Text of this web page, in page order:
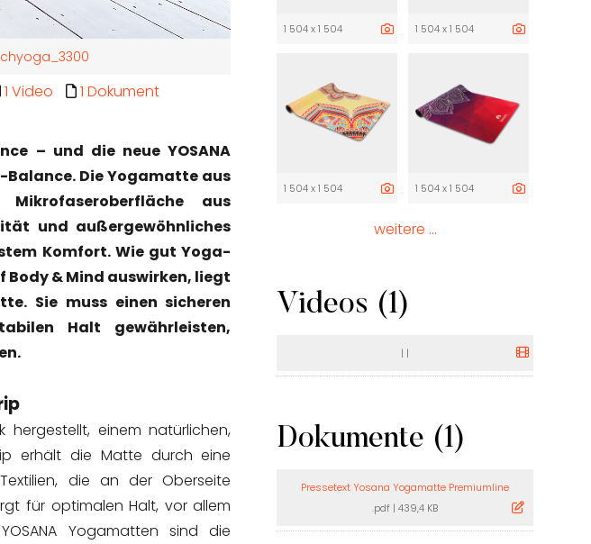
1 Video 1 Dokument
– und die neue YOSANA
Die Yogamatte aus
aus
und außergewöhnliches
Komfort. Wie gut Yoga-
& Mind auswirken, liegt
Sie muss einen sicheren
Halt gewährleisten,
hergestellt, einem natürlichen,
erhält die Matte durch eine
die an der Oberseite
für optimalen Halt, vor allem
Yogamatten sind die
1 504 x 1 504 1 504 x 1 504
1 504 x 1 504 1 504 x 1 504
weitere ...
Videos (1)
| |
Dokumente (1)
Pressetext Yosana Yogamatte Premiumline
.pdf | 439,4 KB